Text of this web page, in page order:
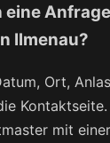
Ilmenau?
Ort,
mit